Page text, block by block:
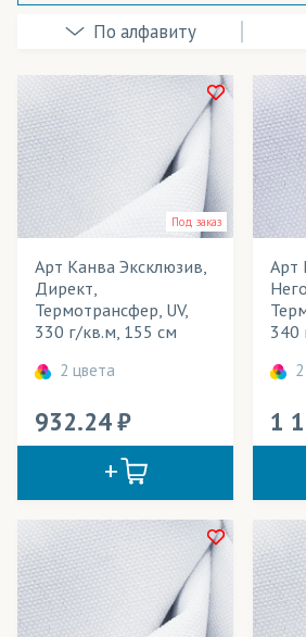
Арт Канва
Атлас
Бархат
БлекАут/Блэкаут
Блузка (ткань)
Бэклайт
Велюр
Габардин
Дешайн
Дьюспо
Канва
В наличии
Да
Весь товар
Розничная цена
Ширина рулона
Плотность
Технология печати
Применение в изделиях
Тип товара
Цвет
Под заказ
Арт Канва Эксклюзив,
Директ,
Термотрансфер, UV,
330 г/кв.м, 155 см
2 цвета
932.24
Арт
340
1